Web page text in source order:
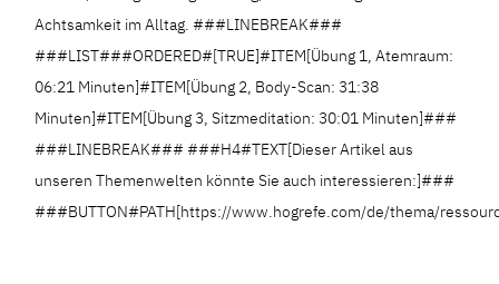
Achtsamkeit im Alltag. ###LINEBREAK###
###LIST###ORDERED#[TRUE]#ITEM[Übung 1, Atemraum:
06:21 Minuten]#ITEM[Übung 2, Body-Scan: 31:38
Minuten]#ITEM[Übung 3, Sitzmeditation: 30:01 Minuten]###
###LINEBREAK### ###H4#TEXT[Dieser Artikel aus
unseren Themenwelten könnte Sie auch interessieren:]###
###BUTTON#PATH[https://www.hogrefe.com/de/thema/